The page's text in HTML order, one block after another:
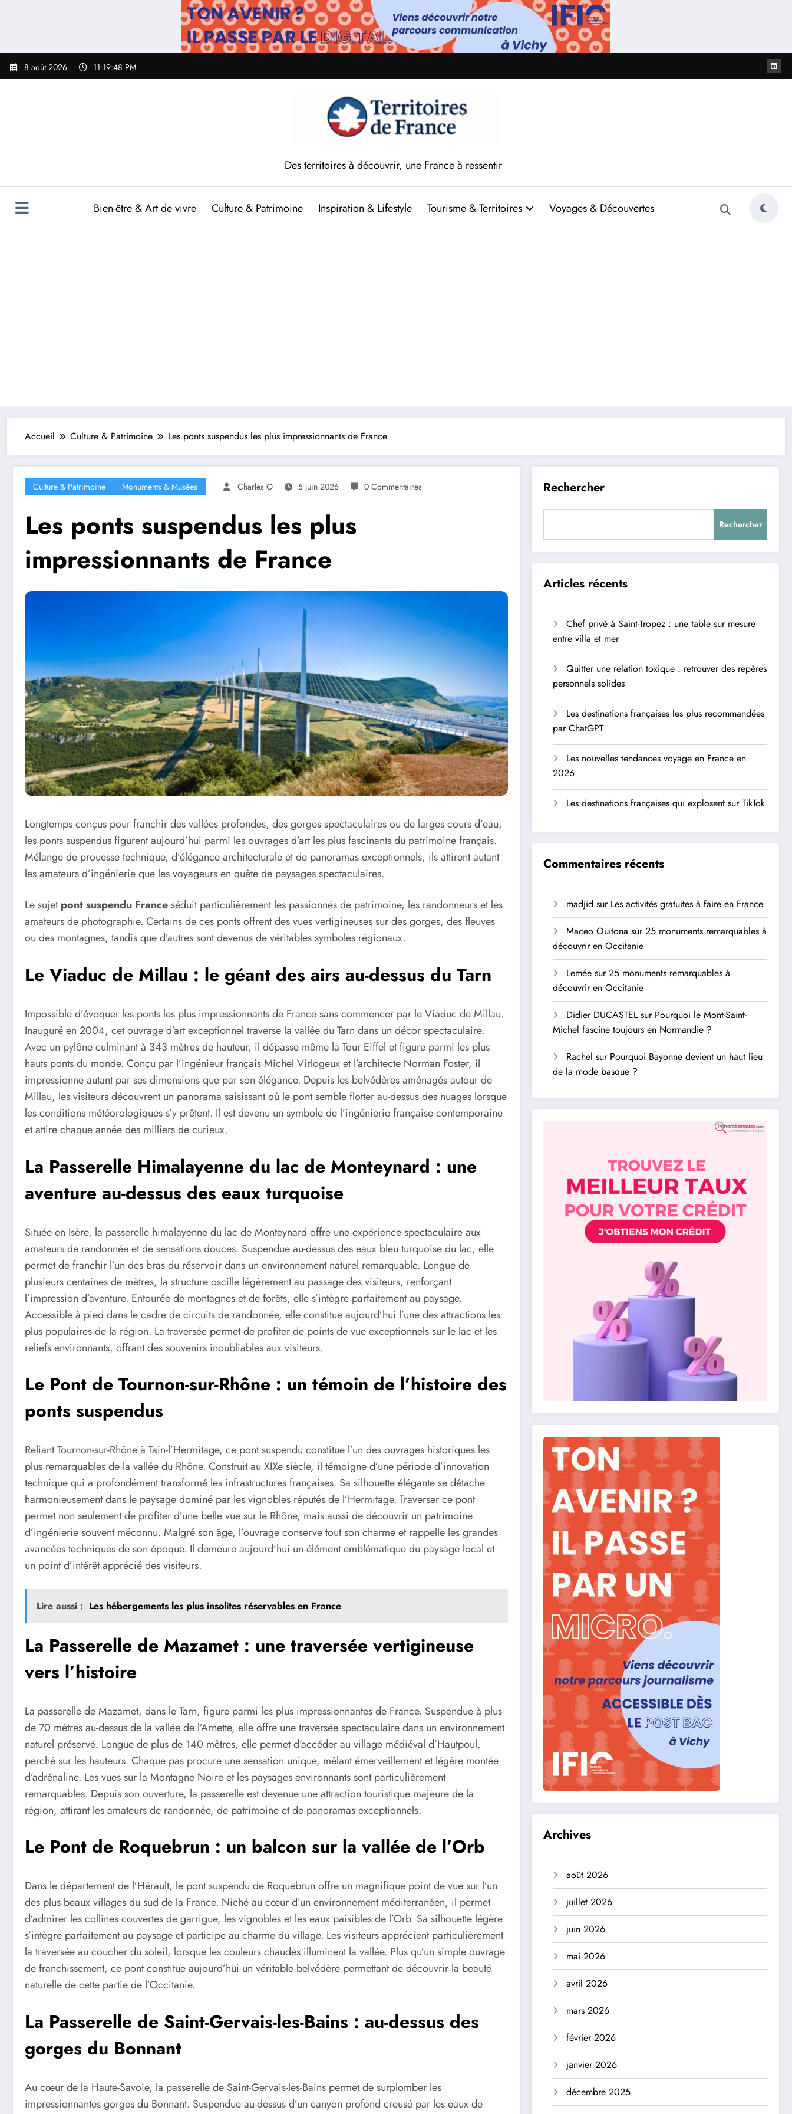
8 août 2026 11:19:49 PM
Des territoires à découvrir, une France à ressentir
Bien-être & Art de vivre Culture & Patrimoine Inspiration & Lifestyle Tourisme & Territoires Voyages & Découvertes
Accueil Culture & Patrimoine Les ponts suspendus les plus impressionnants de France
Culture & Patrimoine Monuments & Musées Charles O 5 Juin 2026 0 Commentaires
Les ponts suspendus les plus
impressionnants de France
Longtemps conçus pour franchir des vallées profondes, des gorges spectaculaires ou de larges cours d’eau,
les ponts suspendus figurent aujourd’hui parmi les ouvrages d’art les plus fascinants du patrimoine français.
Mélange de prouesse technique, d’élégance architecturale et de panoramas exceptionnels, ils attirent autant
les amateurs d’ingénierie que les voyageurs en quête de paysages spectaculaires.
Le sujetpont suspendu Franceséduit particulièrement les passionnés de patrimoine, les randonneurs et les
amateurs de photographie. Certains de ces ponts offrent des vues vertigineuses sur des gorges, des fleuves
ou des montagnes, tandis que d’autres sont devenus de véritables symboles régionaux.
Le Viaduc de Millau : le géant des airs au-dessus du Tarn
Impossible d’évoquer les ponts les plus impressionnants de France sans commencer par le Viaduc de Millau.
Inauguré en 2004, cet ouvrage d’art exceptionnel traverse la vallée du Tarn dans un décor spectaculaire.
Avec un pylône culminant à 343 mètres de hauteur, il dépasse même la Tour Eiffel et figure parmi les plus
hauts ponts du monde. Conçu par l’ingénieur français Michel Virlogeux et l’architecte Norman Foster, il
impressionne autant par ses dimensions que par son élégance. Depuis les belvédères aménagés autour de
Millau, les visiteurs découvrent un panorama saisissant où le pont semble flotter au-dessus des nuages lorsque
les conditions météorologiques s’y prêtent. Il est devenu un symbole de l’ingénierie française contemporaine
et attire chaque année des milliers de curieux.
La Passerelle Himalayenne du lac de Monteynard : une
aventure au-dessus des eaux turquoise
Située en Isère, la passerelle himalayenne du lac de Monteynard offre une expérience spectaculaire aux
amateurs de randonnée et de sensations douces. Suspendue au-dessus des eaux bleu turquoise du lac, elle
permet de franchir l’un des bras du réservoir dans un environnement naturel remarquable. Longue de
plusieurs centaines de mètres, la structure oscille légèrement au passage des visiteurs, renforçant
l’impression d’aventure. Entourée de montagnes et de forêts, elle s’intègre parfaitement au paysage.
Accessible à pied dans le cadre de circuits de randonnée, elle constitue aujourd’hui l’une des attractions les
plus populaires de la région. La traversée permet de profiter de points de vue exceptionnels sur le lac et les
reliefs environnants, offrant des souvenirs inoubliables aux visiteurs.
Le Pont de Tournon-sur-Rhône : un témoin de l’histoire des
ponts suspendus
Reliant Tournon-sur-Rhône à Tain-l’Hermitage, ce pont suspendu constitue l’un des ouvrages historiques les
plus remarquables de la vallée du Rhône. Construit au XIXe siècle, il témoigne d’une période d’innovation
technique qui a profondément transformé les infrastructures françaises. Sa silhouette élégante se détache
harmonieusement dans le paysage dominé par les vignobles réputés de l’Hermitage. Traverser ce pont
permet non seulement de profiter d’une belle vue sur le Rhône, mais aussi de découvrir un patrimoine
d’ingénierie souvent méconnu. Malgré son âge, l’ouvrage conserve tout son charme et rappelle les grandes
avancées techniques de son époque. Il demeure aujourd’hui un élément emblématique du paysage local et
un point d’intérêt apprécié des visiteurs.
Lire aussi : Les hébergements les plus insolites réservables en France
La Passerelle de Mazamet : une traversée vertigineuse
vers l’histoire
La passerelle de Mazamet, dans le Tarn, figure parmi les plus impressionnantes de France. Suspendue à plus
de 70 mètres au-dessus de la vallée de l’Arnette, elle offre une traversée spectaculaire dans un environnement
naturel préservé. Longue de plus de 140 mètres, elle permet d’accéder au village médiéval d’Hautpoul,
perché sur les hauteurs. Chaque pas procure une sensation unique, mêlant émerveillement et légère montée
d’adrénaline. Les vues sur la Montagne Noire et les paysages environnants sont particulièrement
remarquables. Depuis son ouverture, la passerelle est devenue une attraction touristique majeure de la
région, attirant les amateurs de randonnée, de patrimoine et de panoramas exceptionnels.
Le Pont de Roquebrun : un balcon sur la vallée de l’Orb
Dans le département de l’Hérault, le pont suspendu de Roquebrun offre un magnifique point de vue sur l’un
des plus beaux villages du sud de la France. Niché au cœur d’un environnement méditerranéen, il permet
d’admirer les collines couvertes de garrigue, les vignobles et les eaux paisibles de l’Orb. Sa silhouette légère
s’intègre parfaitement au paysage et participe au charme du village. Les visiteurs apprécient particulièrement
la traversée au coucher du soleil, lorsque les couleurs chaudes illuminent la vallée. Plus qu’un simple ouvrage
de franchissement, ce pont constitue aujourd’hui un véritable belvédère permettant de découvrir la beauté
naturelle de cette partie de l’Occitanie.
La Passerelle de Saint-Gervais-les-Bains : au-dessus des
gorges du Bonnant
Au cœur de la Haute-Savoie, la passerelle de Saint-Gervais-les-Bains permet de surplomber les
impressionnantes gorges du Bonnant. Suspendue au-dessus d’un canyon profond creusé par les eaux de
Rechercher
Rechercher
Articles récents
Chef privé à Saint-Tropez : une table sur mesure
entre villa et mer
Quitter une relation toxique : retrouver des repères
personnels solides
Les destinations françaises les plus recommandées
par ChatGPT
Les nouvelles tendances voyage en France en
2026
Les destinations françaises qui explosent sur TikTok
Commentaires récents
madjid sur Les activités gratuites à faire en France
Maceo Ouitona sur25 monuments remarquables à
découvrir en Occitanie
Lemée sur25 monuments remarquables à
découvrir en Occitanie
Didier DUCASTEL sur Pourquoi le Mont-Saint-
Michel fascine toujours en Normandie ?
Rachel sur Pourquoi Bayonne devient un haut lieu
de la mode basque ?
Archives
août 2026
juillet 2026
juin 2026
mai 2026
avril 2026
mars 2026
février 2026
janvier 2026
décembre 2025